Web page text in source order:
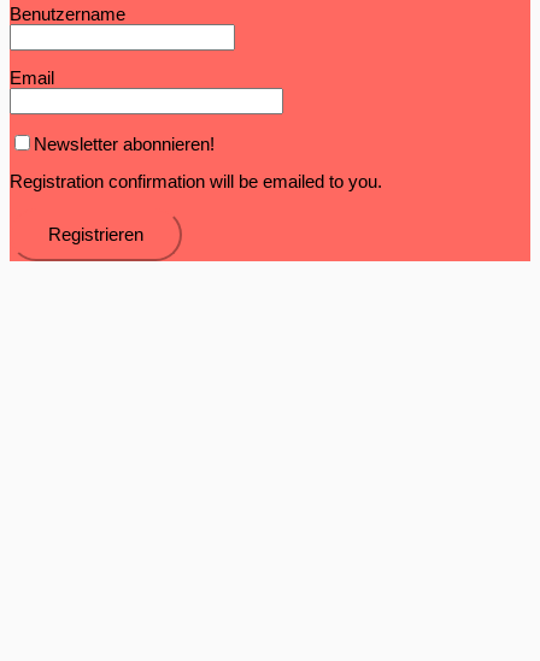
Benutzername
Email
Newsletter abonnieren!
Registration confirmation will be emailed to you.